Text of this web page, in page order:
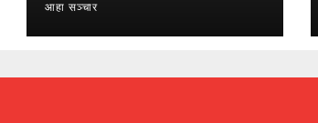
आहा सञ्चार